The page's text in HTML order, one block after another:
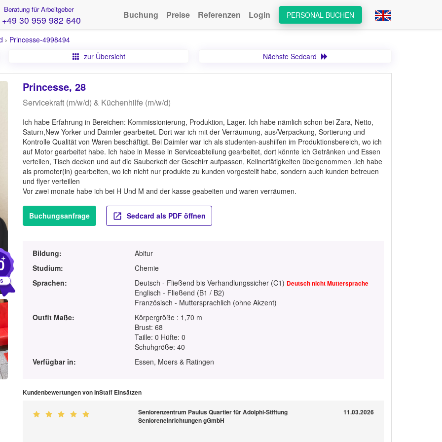
Beratung für Arbeitgeber
+49 30 959 982 640 PERSONAL BUCHEN
Buchung Preise Referenzen Login
› Princesse-4998494
zur Übersicht
Nächste Sedcard
+
Princesse, 28
Servicekraft (m/w/d) & Küchenhilfe (m/w/d)
Ich habe Erfahrung in Bereichen: Kommissionierung, Produktion, Lager. Ich habe nämlich schon bei Zara, Netto,
Saturn,New Yorker und Daimler gearbeitet. Dort war ich mit der Verräumung, aus/Verpackung, Sortierung und
Kontrolle Qualität von Waren beschäftigt. Bei Daimler war ich als studenten-aushilfen im Produktionsbereich, wo ich
auf Motor gearbeitet habe. Ich habe in Messe in Serviceabteilung gearbeitet, dort könnte ich Getränken und Essen
verteilen, Tisch decken und auf die Sauberkeit der Geschirr aufpassen, Kellnertätigkeiten übelgenommen .Ich habe
als promoter(in) gearbeiten, wo ich nicht nur produkte zu kunden vorgestellt habe, sondern auch kunden betreuen
und flyer verteillen
Vor zwei monate habe ich bei H Und M and der kasse geabeiten und waren verräumen.
Buchungsanfrage Sedcard als PDF öffnen
Bildung:
Abitur
Studium:
Chemie
Sprachen:
Deutsch - Fließend bis Verhandlungssicher (C1) Deutsch nicht Muttersprache
Englisch - Fließend (B1 / B2)
Französisch - Muttersprachlich (ohne Akzent)
Outfit Maße:
Körpergröße : 1,70 m
Brust: 68
Taille: 0 Hüfte: 0
Schuhgröße: 40
Verfügbar in:
Essen, Moers & Ratingen
Kundenbewertungen von InStaff Einsätzen
Seniorenzentrum Paulus Quartier für Adolphi-Stiftung
Senioreneinrichtungen gGmbH
11.03.2026